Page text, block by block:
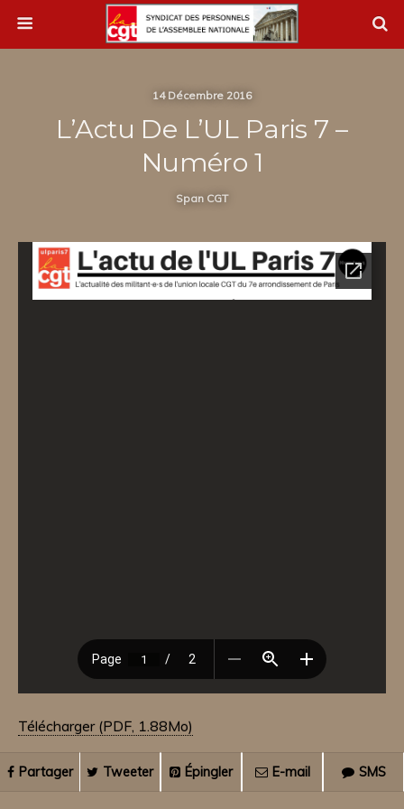
14 Décembre 2016
L’Actu De L’UL Paris 7 –
Numéro 1
Span CGT
Télécharger (PDF, 1.88Mo)
Partager Tweeter Épingler E-mail SMS